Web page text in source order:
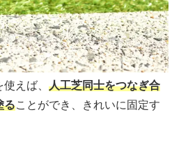
使えば、人工芝同士をつなぎ合
ることができ、きれいに固定す